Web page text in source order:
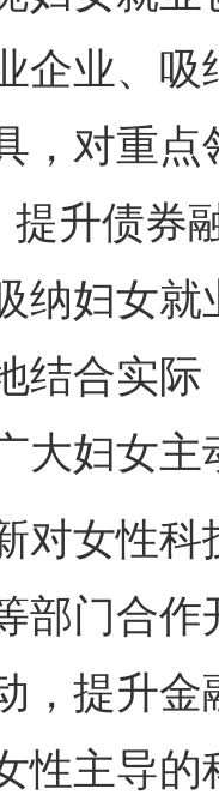
企业、
，对重
提升债
纳妇女
结合实
大妇女主
女性科
部门合
，提升
性主导